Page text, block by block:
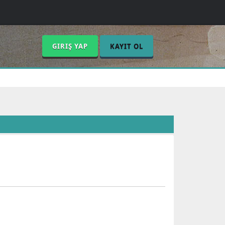
GIRIŞ YAP KAYIT OL